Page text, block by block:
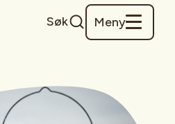
Søk Meny